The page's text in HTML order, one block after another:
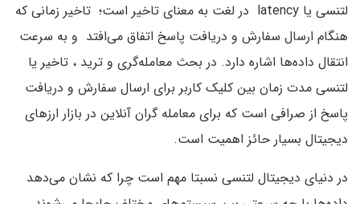
لتنسی یا latency در لغت به معنای تاخیر است؛ تاخیر زمانی که
هنگام ارسال سفارش و دریافت پاسخ اتفاق می‌افتد و به سرعت
انتقال داده‌ها اشاره دارد. در بحث معامله‌گری و ترید ، تاخیر یا
لتنسی مدت زمان بین کلیک کاربر برای ارسال سفارش و دریافت
پاسخ از صرافی است که برای معامله گران آنلاین در بازار ارزهای
دیجیتال بسیار حائز اهمیت است.
در دنیای دیجیتال لتنسی نسبتا مهم است چرا که نشان می‌دهد